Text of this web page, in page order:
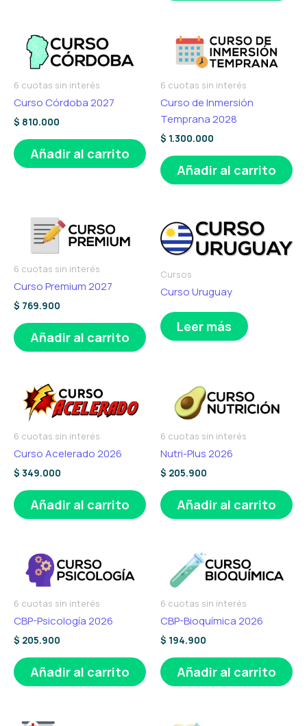
6 cuotas sin interés
Curso Córdoba 2027
$ 810.000
Añadir al carrito
6 cuotas sin interés
Curso de Inmersión
Temprana 2028
$ 1.300.000
Añadir al carrito
6 cuotas sin interés
Curso Premium 2027
$ 769.900
Añadir al carrito
Cursos
Curso Uruguay
Leer más
6 cuotas sin interés
Curso Acelerado 2026
$ 349.000
Añadir al carrito
6 cuotas sin interés
Nutri-Plus 2026
$ 205.900
Añadir al carrito
6 cuotas sin interés
CBP-Psicología 2026
$ 205.900
Añadir al carrito
6 cuotas sin interés
CBP-Bioquímica 2026
$ 194.900
Añadir al carrito